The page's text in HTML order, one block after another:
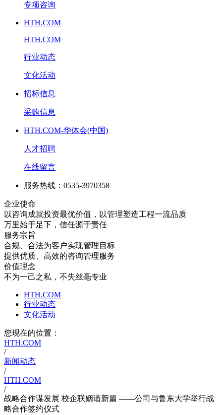
专项咨询
HTH.COM
HTH.COM
行业动态
文化活动
招标信息
采购信息
HTH.COM-华体会(中国)
人才招聘
在线留言
服务热线：0535-3970358
企业使命
以咨询成就投资最优价值，以管理塑造工程一流品质
万里始于足下，信任源于责任
服务宗旨
合规、合法为客户实现管理目标
提供优质、高效的咨询管理服务
价值理念
不为一己之私，不失丝毫专业
HTH.COM
行业动态
文化活动
您现在的位置：
HTH.COM
/
新闻动态
/
HTH.COM
/
战略合作谋发展 校企联姻谱新篇 ——公司与鲁东大学举行战
略合作签约仪式